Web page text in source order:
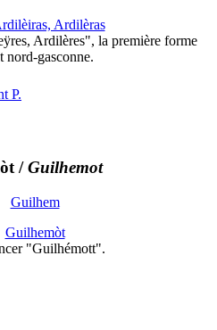
Ardilèras
Ardilères", la première forme
nord-gasconne.
P.
/Guilhemot
Guilhem
Guilhemòt
"Guilhémott".